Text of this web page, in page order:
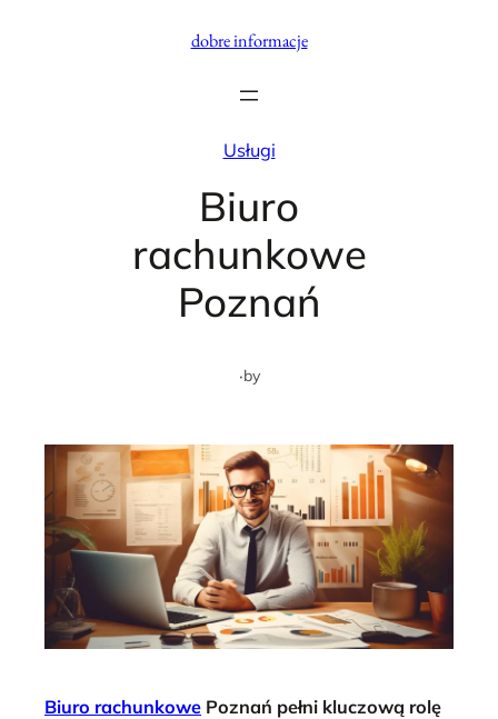
dobre informacje
Usługi
Biuro
rachunkowe
Poznań
·by
Biuro rachunkowe Poznań pełni kluczową rolę